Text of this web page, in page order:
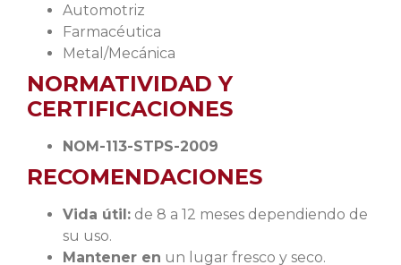
Automotriz
Farmacéutica
Metal/Mecánica
NORMATIVIDAD Y
CERTIFICACIONES
NOM-113-STPS-2009
RECOMENDACIONES
Vida útil: de 8 a 12 meses dependiendo de
su uso.
Mantener en un lugar fresco y seco.